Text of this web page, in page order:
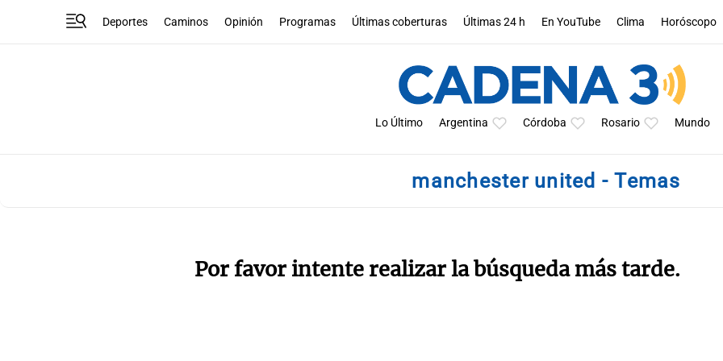
Deportes Caminos Opinión Programas Últimas coberturas Últimas 24 h En YouTube Clima Horóscopo
Lo Último Argentina Córdoba Rosario Mundo
manchester united - Temas
Por favor intente realizar la búsqueda más tarde.